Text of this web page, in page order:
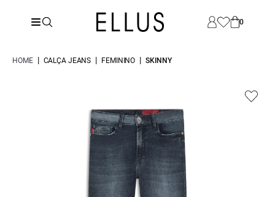
0
HOME | CALÇA JEANS | FEMININO | SKINNY